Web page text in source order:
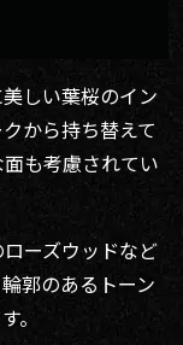
しい葉桜のイン
から持ち替えて
も考慮されてい
ーズウッドなど
郭のあるトーン
。